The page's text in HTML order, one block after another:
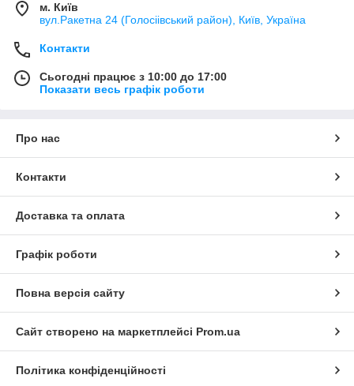
м. Київ
вул.Ракетна 24 (Голосіівський район), Київ, Україна
Контакти
Сьогодні працює з 10:00 до 17:00
Показати весь графік роботи
Про нас
Контакти
Доставка та оплата
Графік роботи
Повна версія сайту
Сайт створено на маркетплейсі Prom.ua
Політика конфіденційності